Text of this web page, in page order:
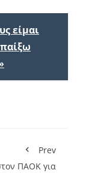
είμαι
Prev
ΠΑΟΚ για